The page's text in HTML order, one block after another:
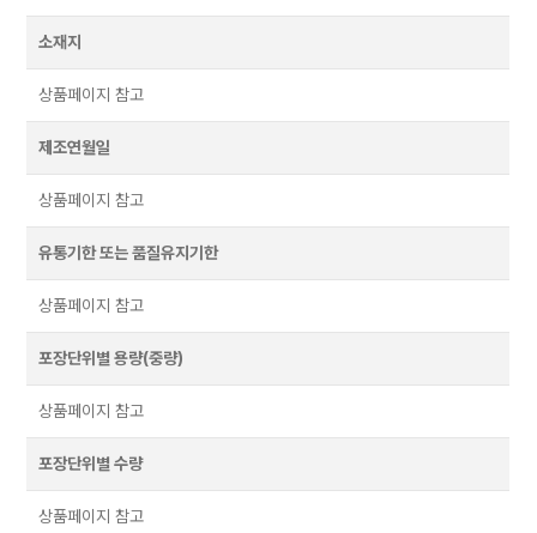
소재지
상품페이지 참고
제조연월일
상품페이지 참고
유통기한 또는 품질유지기한
상품페이지 참고
포장단위별 용량(중량)
상품페이지 참고
포장단위별 수량
상품페이지 참고